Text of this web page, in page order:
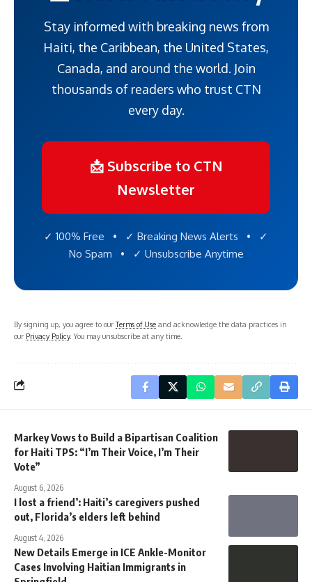
Stay informed with breaking news from
Haiti, the Caribbean, the United States,
Canada, and around the world. Join
thousands of readers who trust CTN
every day.
📩 Subscribe to CTN
Newsletter
✓ 100% Free • ✓ Breaking News Alerts • ✓
No Spam • ✓ Unsubscribe Anytime
By signing up, you agree to ourTerms of Use and acknowledge the data practices in
our Privacy Policy. You may unsubscribe at any time.
Markey Vows to Build a Bipartisan Coalition
for Haiti TPS: “I’m Their Voice, I’m Their
Vote”
August 6, 2026
I lost a friend’: Haiti’s caregivers pushed
out, Florida’s elders left behind
August 4, 2026
New Details Emerge in ICE Ankle-Monitor
Cases Involving Haitian Immigrants in